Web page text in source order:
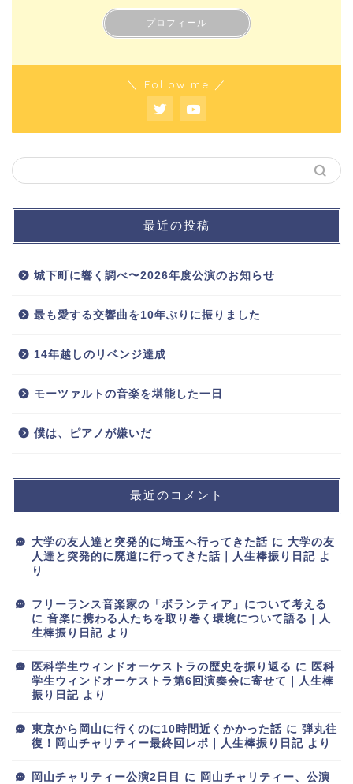
プロフィール
＼ Follow me ／
最近の投稿
城下町に響く調べ〜2026年度公演のお知らせ
最も愛する交響曲を10年ぶりに振りました
14年越しのリベンジ達成
モーツァルトの音楽を堪能した一日
僕は、ピアノが嫌いだ
最近のコメント
大学の友人達と突発的に埼玉へ行ってきた話 に 大学の友
人達と突発的に廃道に行ってきた話｜人生棒振り日記 よ
り
フリーランス音楽家の「ボランティア」について考える
に 音楽に携わる人たちを取り巻く環境について語る｜人
生棒振り日記 より
医科学生ウィンドオーケストラの歴史を振り返る に
医科
学生ウィンドオーケストラ第6回演奏会に寄せて｜人生棒
振り日記 より
東京から岡山に行くのに10時間近くかかった話 に 弾丸往
復！岡山チャリティー最終回レポ｜人生棒振り日記 より
岡山チャリティー公演2日目 に 岡山チャリティー、公演